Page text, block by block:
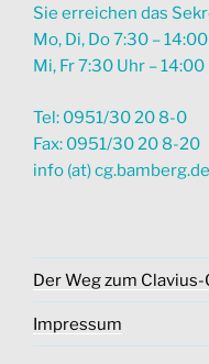
Sie erreichen das
Mo, Di, Do 7:30 –
Mi, Fr 7:30 Uhr – 14:00
Tel: 0951/30 20 8-0
Fax: 0951/30 20 8-20
info (at) cg.bamberg.de
Der Weg zum
Impressum